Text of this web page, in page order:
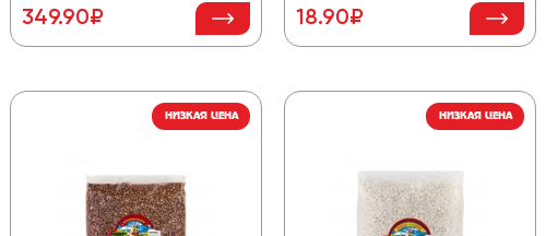
349.90₽ 18.90₽
НИЗКАЯ ЦЕНА НИЗКАЯ ЦЕНА